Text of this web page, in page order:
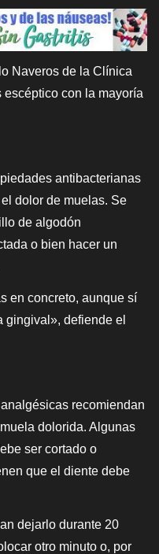
Naveros de la Clínica
escéptico con la mayoría
antibacterianas
dolor de muelas. Se
de algodón
o bien hacer un
en concreto, aunque sí
gingival», defiende el
recomiendan
dolorida. Algunas
ser cortado o
que el diente debe
dejarlo durante 20
otro minuto o, por